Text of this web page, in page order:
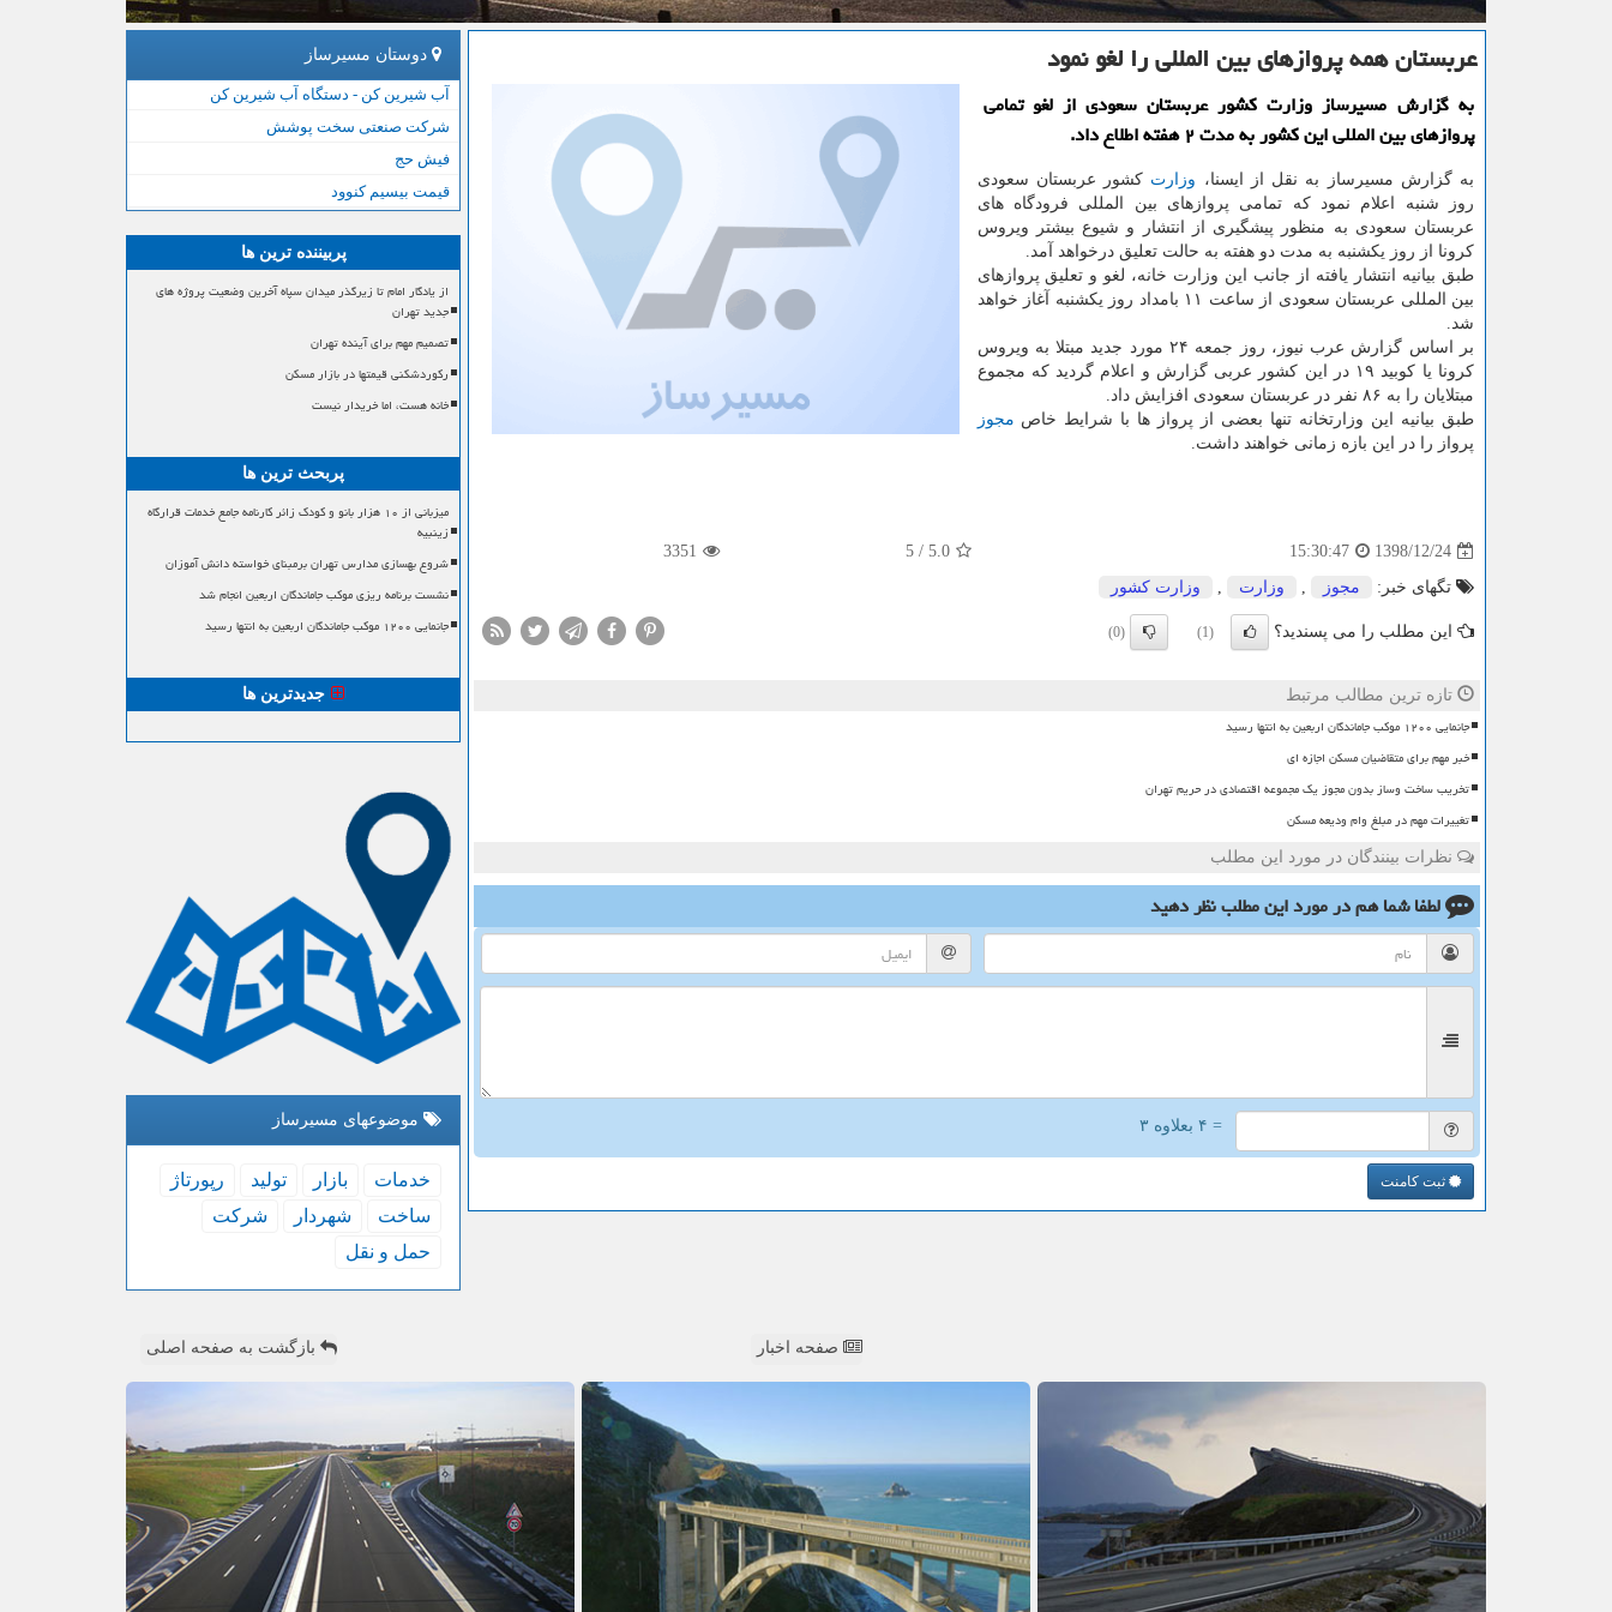
عربستان همه پروازهای بین المللی را لغو نمود
به گزارش مسیرساز وزارت كشور عربستان سعودی از لغو تمامی
پروازهای بین المللی این كشور به مدت ۲ هفته اطلاع داد.
به گزارش مسیرساز به نقل از ایسنا، وزارت كشور عربستان سعودی
روز شنبه اعلام نمود كه تمامی پروازهای بین المللی فرودگاه های
عربستان سعودی به منظور پیشگیری از انتشار و شیوع بیشتر ویروس
كرونا از روز یكشنبه به مدت دو هفته به حالت تعلیق درخواهد آمد.
طبق بیانیه انتشار یافته از جانب این وزارت خانه، لغو و تعلیق پروازهای
بین المللی عربستان سعودی از ساعت ۱۱ بامداد روز یكشنبه آغاز خواهد
شد.
بر اساس گزارش عرب نیوز، روز جمعه ۲۴ مورد جدید مبتلا به ویروس
كرونا یا كوبید ۱۹ در این كشور عربی گزارش و اعلام گردید كه مجموع
مبتلایان را به ۸۶ نفر در عربستان سعودی افزایش داد.
طبق بیانیه این وزارتخانه تنها بعضی از پرواز ها با شرایط خاص مجوز
پرواز را در این بازه زمانی خواهند داشت.
1398/12/24
15:30:47
5.0
/
5
3351
تگهای خبر: مجوز , وزارت , وزارت كشور
این مطلب را می پسندید؟ (1)
(0)
تازه ترین مطالب مرتبط
جانمایی ۱۲۰۰ موکب جاماندگان اربعین به انتها رسید
خبر مهم برای متقاضیان مسکن اجازه ای
تخریب ساخت وساز بدون مجوز یک مجموعه اقتصادی در حریم تهران
تغییرات مهم در مبلغ وام ودیعه مسکن
نظرات بینندگان در مورد این مطلب
لطفا شما همدر مورد این مطلبنظر دهید
= ۴ بعلاوه ۳
ثبت کامنت
دوستان مسیرساز
آب شیرین کن - دستگاه آب شیرین کن
شرکت صنعتی سخت پوشش
فیش حج
قیمت بیسیم کنوود
پربیننده ترین ها
از یادگار امام تا زیرگذر میدان سپاه آخرین وضعیت پروژه های
جدید تهران
تصمیم مهم برای آینده تهران
رکوردشکنی قیمتها در بازار مسکن
خانه هست، اما خریدار نیست
پربحث ترین ها
میزبانی از ۱۰ هزار بانو و کودک زائر کارنامه جامع خدمات قرارگاه
زینبیه
شروع بهسازی مدارس تهران برمبنای خواسته دانش آموزان
نشست برنامه ریزی موکب جاماندگان اربعین انجام شد
جانمایی ۱۲۰۰ موکب جاماندگان اربعین به انتها رسید
جدیدترین ها
موضوعهای مسیرساز
خدمات بازار تولید
رپورتاژ
ساخت
شهردار
شركت
حمل و نقل
صفحه اخبار بازگشت به صفحه اصلی